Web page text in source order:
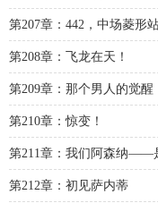
第207章：442，中场菱形
第208章：飞龙在天！
第209章：那个男人的觉醒
第210章：惊变！
第211章：我们阿森纳——
第212章：初见萨内蒂